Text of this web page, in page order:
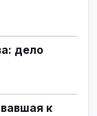
дело
к